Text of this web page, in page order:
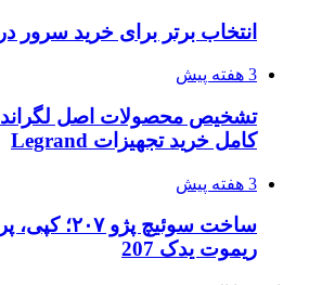
انتخاب برتر برای خرید سرور در
3 هفته پیش
تشخیص محصولات اصل لگراند
کامل خرید تجهیزات Legrand
3 هفته پیش
ساخت سوئیچ
ریموت یدک 207